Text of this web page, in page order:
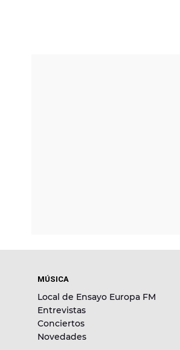
MÚSICA
Local de Ensayo Europa FM
Entrevistas
Conciertos
Novedades